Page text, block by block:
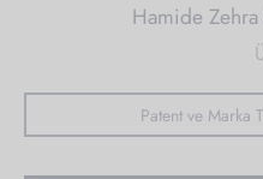
Hamide
Patent ve Marka